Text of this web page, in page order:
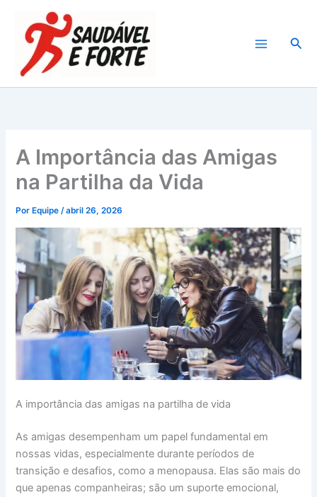
conteúdo
A Importância das Amigas
na Partilha da Vida
Por Equipe/abril 26, 2026
A importância das amigas na partilha de vida
As amigas desempenham um papel fundamental em
nossas vidas, especialmente durante períodos de
transição e desafios, como a menopausa. Elas são mais do
que apenas companheiras; são um suporte emocional,